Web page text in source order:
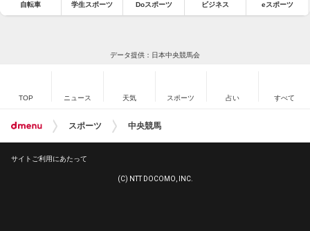
自転車 学生スポーツ Doスポーツ ビジネス eスポーツ
データ提供：日本中央競馬会
TOP ニュース 天気 スポーツ 占い すべて
スポーツ 中央競馬
サイトご利用にあたって
(C) NTT DOCOMO, INC.